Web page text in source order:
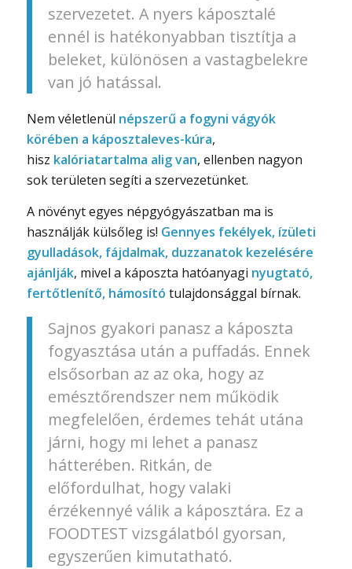
szervezetet. A nyers káposztalé
ennél is hatékonyabban tisztítja a
beleket, különösen a vastagbelekre
van jó hatással.
Nem véletlenül népszerű a fogyni vágyók
körében a káposztaleves-kúra,
hisz kalóriatartalma alig van, ellenben nagyon
sok területen segíti a szervezetünket.
A növényt egyes népgyógyászatban ma is
használják külsőleg is! Gennyes fekélyek, ízületi
gyulladások, fájdalmak, duzzanatok kezelésére
ajánlják, mivel a káposzta hatóanyagi nyugtató,
fertőtlenítő, hámosító tulajdonsággal bírnak.
Sajnos gyakori panasz a káposzta
fogyasztása után a puffadás. Ennek
elsősorban az az oka, hogy az
emésztőrendszer nem működik
megfelelően, érdemes tehát utána
járni, hogy mi lehet a panasz
hátterében. Ritkán, de
előfordulhat, hogy valaki
érzékennyé válik a káposztára. Ez a
FOODTEST vizsgálatból gyorsan,
egyszerűen kimutatható.